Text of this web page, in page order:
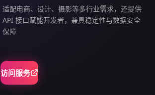
适配电商、设计、摄影等多行业需求，还提供
API 接口赋能开发者，兼具稳定性与数据安全
保障
访问服务